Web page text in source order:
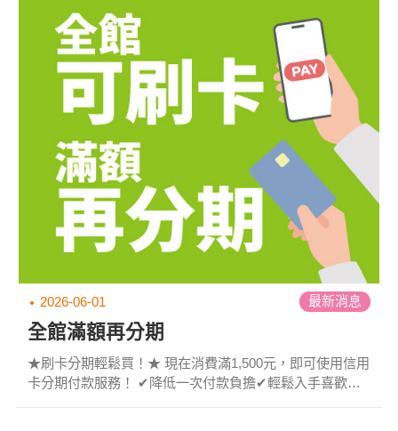
2026-06-01 最新消息
全館滿額再分期
★刷卡分期輕鬆買！★ 現在消費滿1,500元，即可使用信用
卡分期付款服務！ ✔降低一次付款負擔✔輕鬆入手喜歡的